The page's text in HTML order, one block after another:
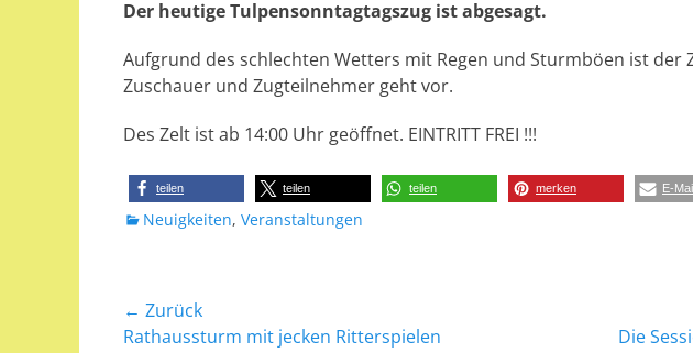
Der heutige Tulpensonntagtagszug ist abgesagt.
Aufgrund des schlechten Wetters mit Regen und Sturmböen ist der
Zuschauer und Zugteilnehmer geht vor.
Des Zelt ist ab 14:00 Uhr geöffnet. EINTRITT FREI !!!
teilen teilen teilen merken E-
Kategorien
Neuigkeiten, Veranstaltungen
Beitragsnavigation
← Zurück
Vorheriger
Rathaussturm mit jecken Ritterspielen
NächsterDie